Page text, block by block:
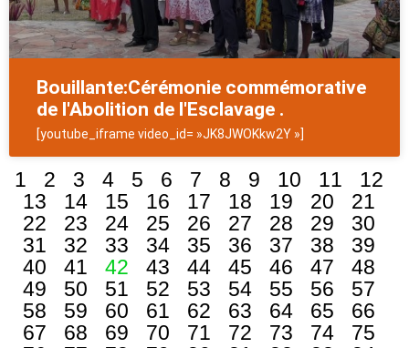
Bouillante:Cérémonie commémorative
de l'Abolition de l'Esclavage .
[youtube_iframe video_id= »JK8JWOKkw2Y »]
1 2 3 4 5 6 7 8 9 10 11
12
13
14 15 16 17 18 19 20
21
22
23 24 25 26 27 28 29
30
31
32 33 34 35 36 37 38
39
40
41 42 43 44 45 46 47
48
49
50 51 52 53 54 55 56
57
58
59 60 61 62 63 64 65
66
67
68 69 70 71 72 73 74
75